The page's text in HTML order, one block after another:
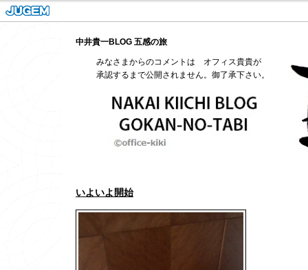
中井貴一BLOG 五感の旅
みなさまからのコメントは オフィス貴貴が
承認するまで公開されません。御了承下さい。
いよいよ開始